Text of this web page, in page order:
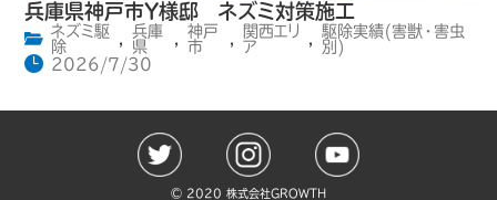
兵庫県神戸市Y様邸 ネズミ対策施工
ネズミ駆
除
,
兵庫
県
,
神戸
市
,
関西エリ
ア
,
駆除実績(害獣・害虫
別)
2026/7/30
©️ 2020 株式会社GROWTH